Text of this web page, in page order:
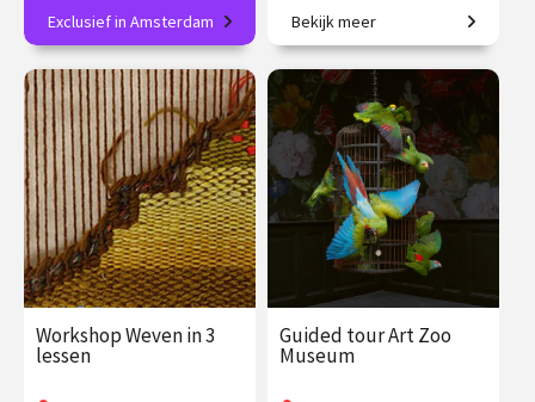
Verdiep je in de Japanse
textielkunst!
€ 89.00
vanaf 19
aug.
Op locatie
Exclusief in Amsterdam
Verhalen en legendarische
muziek in het hart van de
stad.
€ 27.50
vanaf 20
aug.
Op locatie
Bekijk meer
Workshop Weven in 3
lessen
Guided tour Art Zoo
Museum